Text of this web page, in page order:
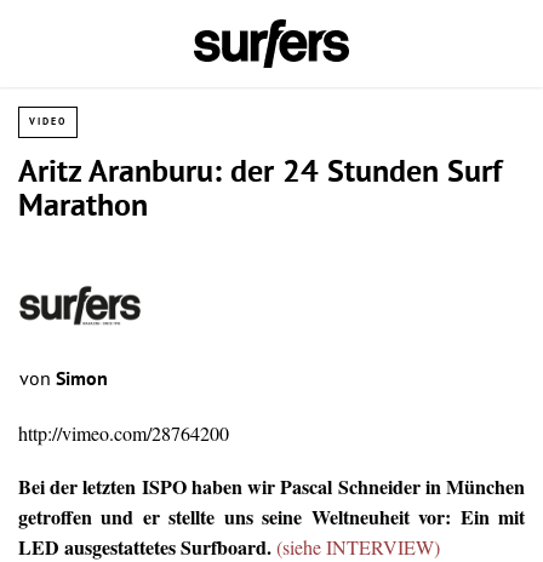
VIDEO
Aritz Aranburu: der 24 Stunden Surf
Marathon
von Simon
http://vimeo.com/28764200
Bei der letzten ISPO haben wir Pascal Schneider in München
getroffen und er stellte uns seine Weltneuheit vor: Ein mit
LED ausgestattetesSurfboard.(siehe INTERVIEW)